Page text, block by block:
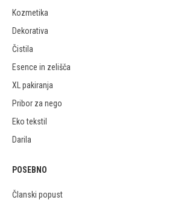
Kozmetika
Dekorativa
Čistila
Esence in zelišča
XL pakiranja
Pribor za nego
Eko tekstil
Darila
POSEBNO
Članski popust